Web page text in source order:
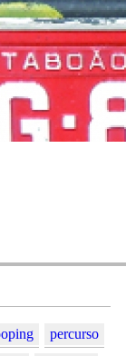
percurso